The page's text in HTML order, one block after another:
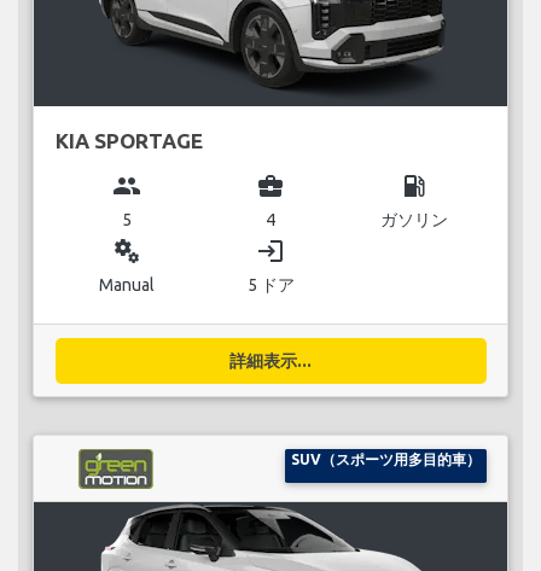
KIA SPORTAGE
group
5
business_center
4
local_gas_station
ガソリン
miscellaneous_services
Manual
login
5 ドア
詳細表示...
SUV（スポーツ用多目的車）